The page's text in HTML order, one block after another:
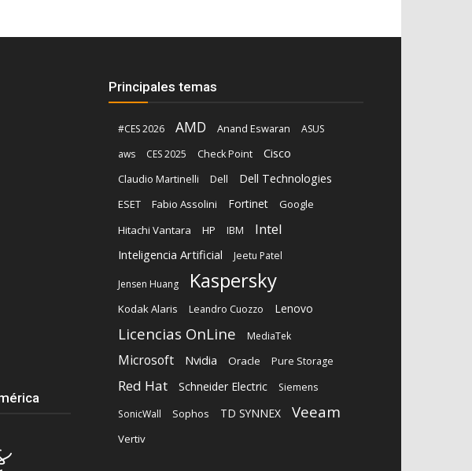
Principales temas
#CES 2026 AMD Anand Eswaran
ASUS
aws
CES 2025 Check Point Cisco
Claudio Martinelli Dell Dell Technologies
ESET Fabio Assolini Fortinet
Google
Hitachi Vantara
HP IBM Intel
Inteligencia Artificial Jeetu Patel
Jensen Huang Kaspersky
Kodak Alaris Leandro Cuozzo Lenovo
Licencias OnLine MediaTek
Microsoft Nvidia Oracle Pure Storage
Red Hat Schneider Electric
Siemens
SonicWall
Sophos TD SYNNEX Veeam
Vertiv